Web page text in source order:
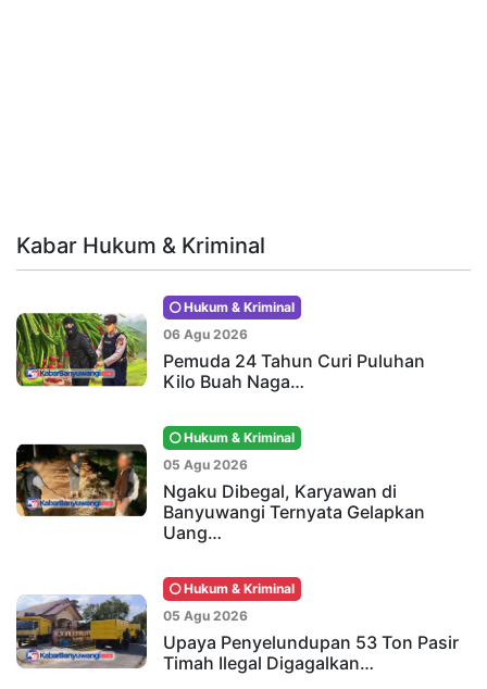
Kabar Hukum & Kriminal
Hukum & Kriminal
06 Agu 2026
Pemuda 24 Tahun Curi Puluhan
Kilo Buah Naga…
Hukum & Kriminal
05 Agu 2026
Ngaku Dibegal, Karyawan di
Banyuwangi Ternyata Gelapkan
Uang…
Hukum & Kriminal
05 Agu 2026
Upaya Penyelundupan 53 Ton Pasir
Timah Ilegal Digagalkan…